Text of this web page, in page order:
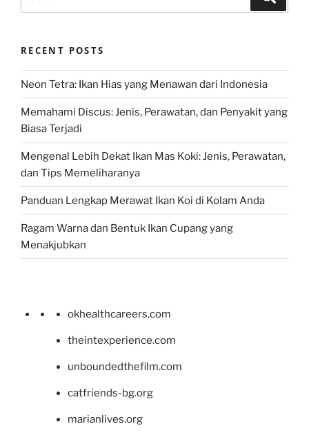
RECENT POSTS
Neon Tetra: Ikan Hias yang Menawan dari Indonesia
Memahami Discus: Jenis, Perawatan, dan Penyakit yang
Biasa Terjadi
Mengenal Lebih Dekat Ikan Mas Koki: Jenis, Perawatan,
dan Tips Memeliharanya
Panduan Lengkap Merawat Ikan Koi di Kolam Anda
Ragam Warna dan Bentuk Ikan Cupang yang
Menakjubkan
okhealthcareers.com
theintexperience.com
unboundedthefilm.com
catfriends-bg.org
marianlives.org